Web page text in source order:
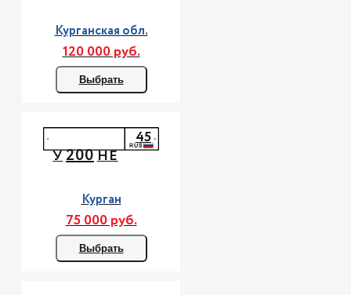
Курганская обл.
120 000 руб.
Выбрать
У200НЕ
45
Курган
75 000 руб.
Выбрать